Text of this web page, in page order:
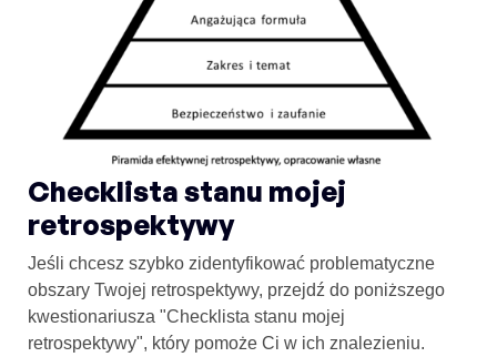
Checklista stanu mojej
retrospektywy
Jeśli chcesz szybko zidentyfikować problematyczne
obszary Twojej retrospektywy, przejdź do poniższego
kwestionariusza "Checklista stanu mojej
retrospektywy", który pomoże Ci w ich znalezieniu.